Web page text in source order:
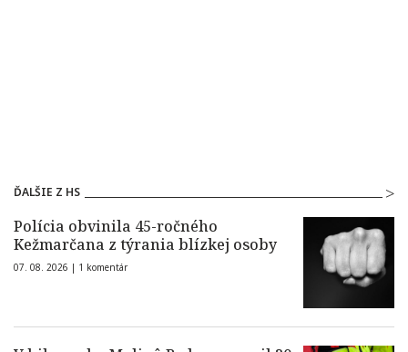
ĎALŠIE Z HS
Polícia obvinila 45-ročného
Kežmarčana z týrania blízkej osoby
07. 08. 2026 | 1 komentár